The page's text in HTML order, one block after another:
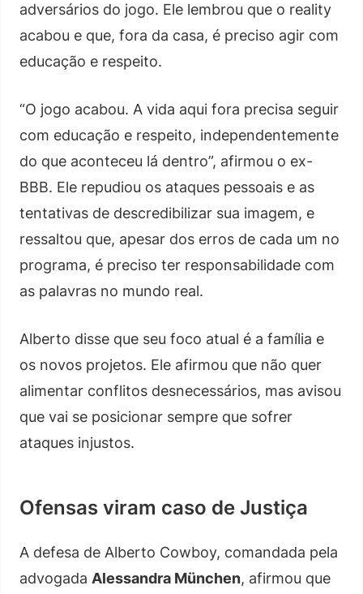
adversários do jogo. Ele lembrou que o reality
acabou e que, fora da casa, é preciso agir com
educação e respeito.
“O jogo acabou. A vida aqui fora precisa seguir
com educação e respeito, independentemente
do que aconteceu lá dentro”, afirmou o ex-
BBB. Ele repudiou os ataques pessoais e as
tentativas de descredibilizar sua imagem, e
ressaltou que, apesar dos erros de cada um no
programa, é preciso ter responsabilidade com
as palavras no mundo real.
Alberto disse que seu foco atual é a família e
os novos projetos. Ele afirmou que não quer
alimentar conflitos desnecessários, mas avisou
que vai se posicionar sempre que sofrer
ataques injustos.
Ofensas viram caso de Justiça
A defesa de Alberto Cowboy, comandada pela
advogada Alessandra München, afirmou que